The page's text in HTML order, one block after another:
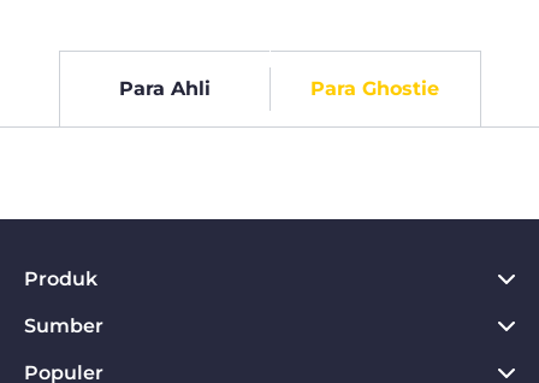
Para Ahli Para Ghostie
Produk
VPN untuk PC
VPN untuk Chrome
Sumber
Apa itu VPN
Populer